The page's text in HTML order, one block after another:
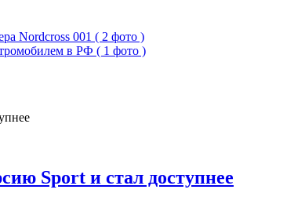
Nordcross 001 ( 2 фото )
в РФ ( 1 фото )
Sport и стал доступнее